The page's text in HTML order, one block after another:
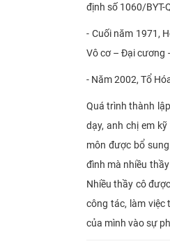
định số 1060/
- Cuối năm 1971,
Vô cơ – Đại cương
- Năm 2002, Tổ
Quá trình thành
dạy, anh chị em
môn được bổ
đình mà nhiều
Nhiều thầy cô
công tác, làm việc
của mình vào sự